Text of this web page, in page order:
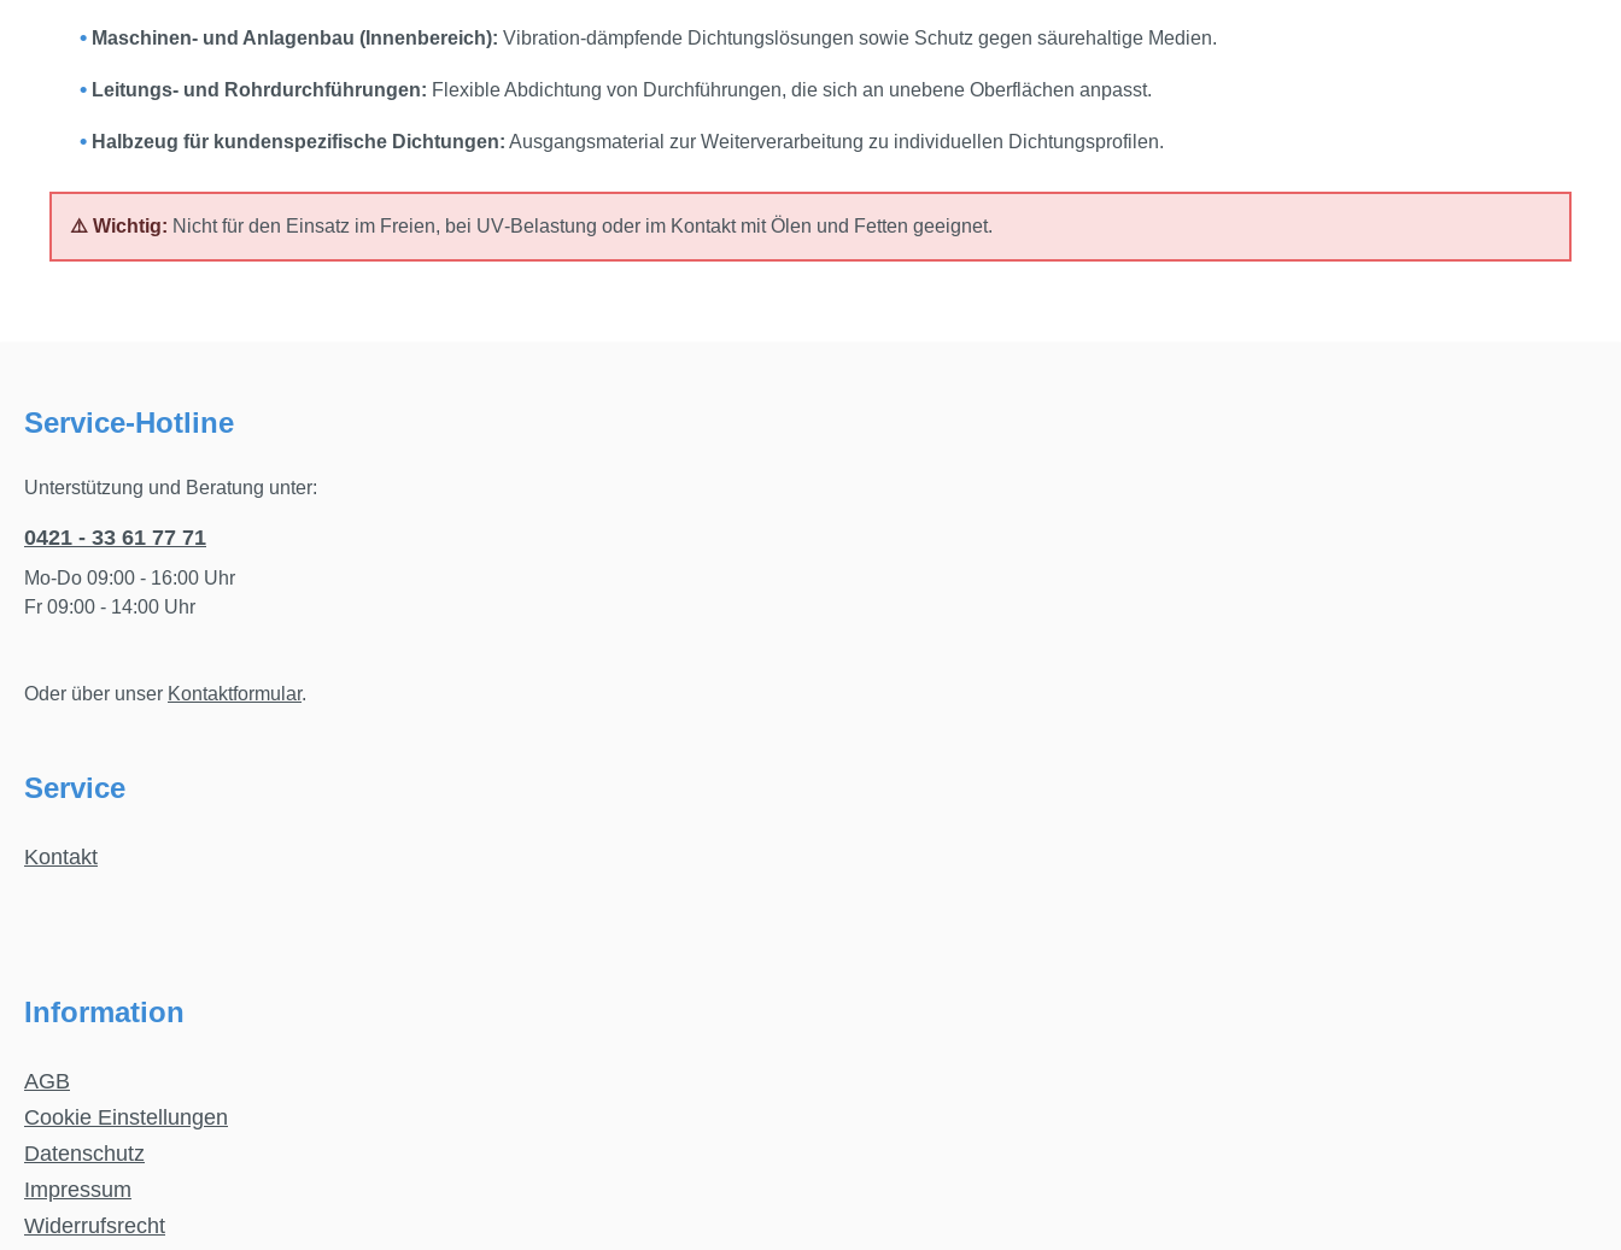
• Maschinen‑ und Anlagenbau (Innenbereich): Vibration‑dämpfende Dichtungslösungen sowie Schutz gegen säurehaltige Medien.
• Leitungs‑ und Rohrdurchführungen: Flexible Abdichtung von Durchführungen, die sich an unebene Oberflächen anpasst.
• Halbzeug für kundenspezifische Dichtungen: Ausgangsmaterial zur Weiterverarbeitung zu individuellen Dichtungs­profilen.
⚠️ Wichtig: Nicht für den Einsatz im Freien, bei UV‑Belastung oder im Kontakt mit Ölen und Fetten geeignet.
Service-Hotline
Unterstützung und Beratung unter:
0421 - 33 61 77 71
Mo-Do 09:00 - 16:00 Uhr
Fr 09:00 - 14:00 Uhr
Oder über unser Kontaktformular.
Service
Kontakt
Information
AGB
Cookie Einstellungen
Datenschutz
Impressum
Widerrufsrecht